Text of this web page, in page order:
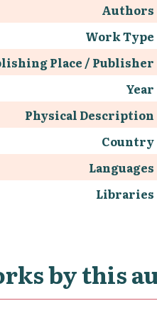
Authors
Work Type
Place / Publisher
Year
Physical Description
Country
Languages
Libraries
by this